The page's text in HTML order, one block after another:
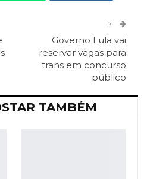
O email
>
Governo Lula vai
reservar vagas para
trans em concurso
público
TAMBÉM